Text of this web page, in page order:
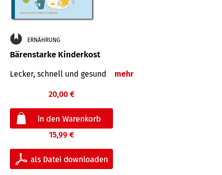
ERNÄHRUNG
Bärenstarke Kinderkost
Lecker, schnell und gesund mehr
20,00 €
15,99 €